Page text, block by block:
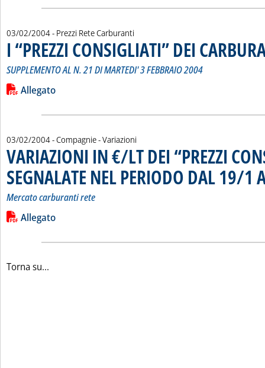
03/02/2004- Prezzi Rete Carburanti
I “PREZZI CONSIGLIATI” DEI
SUPPLEMENTO AL N. 21 DI MARTEDI' 3 FEBBRAIO 2004
Leggi tutta la notizia: 'I “PREZZI CONSIGLIATI” DEI
Lista allegati PDF alla notizia
Allegato
03/02/2004- Compagnie - Variazioni
VARIAZIONI IN €/LT DEI “PREZZI
SEGNALATE NEL PERIODO DAL 19/1
Mercato carburanti rete
Leggi tutta la notizia: 'VARIAZIONI IN €/LT DEI “PREZZI
Lista allegati PDF alla notizia
Allegato
Torna su...